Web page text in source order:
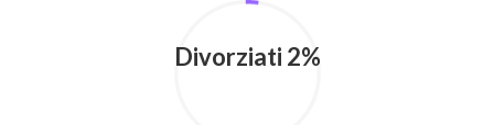
Divorziati 2%